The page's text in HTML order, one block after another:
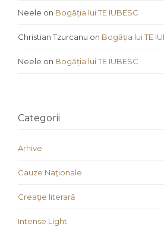
Neele on Bogăția lui TE IUBESC
Christian Tzurcanu on Bogăția lui TE
Neele on Bogăția lui TE IUBESC
Categorii
Arhive
Cauze Naţionale
Creaţie literară
Intense Light